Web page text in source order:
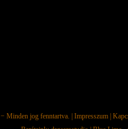
− Minden jog fenntartva. | Impresszum